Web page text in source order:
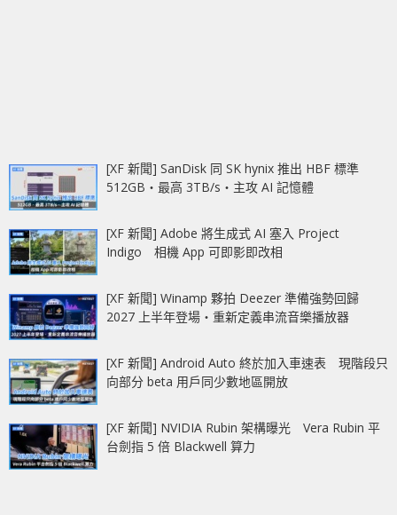
[XF 新聞] SanDisk 同 SK hynix 推出 HBF 標準
512GB‧最高 3TB/s‧主攻 AI 記憶體
[XF 新聞] Adobe 將生成式 AI 塞入 Project
Indigo 相機 App 可即影即改相
[XF 新聞] Winamp 夥拍 Deezer 準備強勢回歸
2027 上半年登場‧重新定義串流音樂播放器
[XF 新聞] Android Auto 終於加入車速表 現階段只
向部分 beta 用戶同少數地區開放
[XF 新聞] NVIDIA Rubin 架構曝光 Vera Rubin 平
台劍指 5 倍 Blackwell 算力